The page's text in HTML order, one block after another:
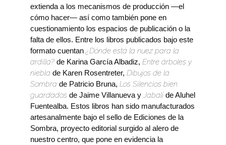
extienda a los mecanismos de producción —el
cómo hacer— así como también pone en
cuestionamiento los espacios de publicación o la
falta de ellos. Entre los libros publicados bajo este
formato cuentan ¿Dónde está la nuez para la
ardilla? de Karina García Albadiz, Entre árboles y
niebla de Karen Rosentreter, Dibujos de la
Sombra de Patricio Bruna, Los Silencios bien
guardados de Jaime Villanueva y Jabalíde Aluhel
Fuentealba. Estos libros han sido manufacturados
artesanalmente bajo el sello de Ediciones de la
Sombra, proyecto editorial surgido al alero de
nuestro centro, que pone en evidencia la